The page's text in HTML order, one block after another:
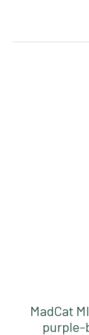
MadCat
purple-